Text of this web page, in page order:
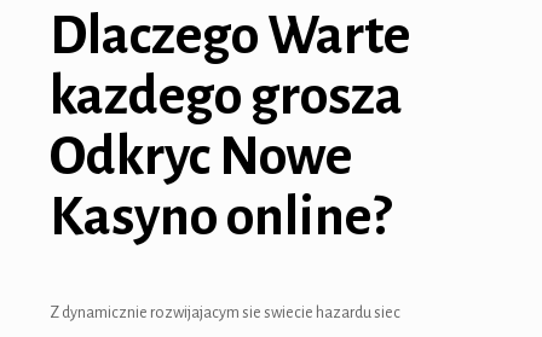
Dlaczego Warte
kazdego grosza
Odkryc Nowe
Kasyno online?
Z dynamicznie rozwijajacym sie swiecie hazardu siec